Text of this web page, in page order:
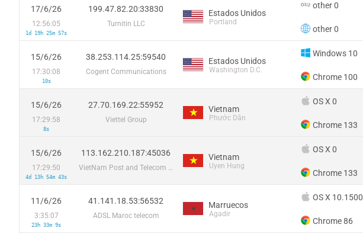
17/6/26
12:56:05
1d 19h 25m 57s
199.47.82.20:33830
Turnitin LLC
Estados Unidos
Portland
other 0
other 0
15/6/26
17:30:08
10s
38.253.114.25:59540
Cogent Communications
Estados Unidos
Washington D.C.
Windows 10
Chrome 100
15/6/26
17:29:58
8s
27.70.169.22:55952
Viettel Group
Vietnam
Phước Dân
OS X 0
Chrome 133
15/6/26
17:29:50
4d 13h 54m 43s
113.162.210.187:45036
VietNam Post and Telecom Corporation
Vietnam
Uyen Hung
OS X 0
Chrome 133
11/6/26
3:35:07
23h 33m 9s
41.141.18.53:56532
ADSL Maroc telecom
Marruecos
Agadir
OS X 10.1500
Chrome 86